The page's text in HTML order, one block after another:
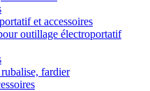
et accessoires
outillage électroportatif
fardier